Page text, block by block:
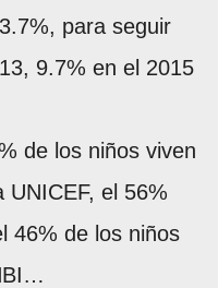
para seguir
9.7% en el 2015
de los niños viven
UNICEF, el 56%
46% de los niños